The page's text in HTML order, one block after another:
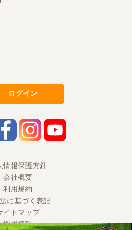
買いに行ったのですが、とても
いただき細かく説明して下さっ
です。
丁寧で分かりやすく、急な要望に
頂き非常に助かりました。
した。また利用したいです。
ログイン
情報保護方針
会社概要
利用規約
に基づく表記
イトマップ
採用情報